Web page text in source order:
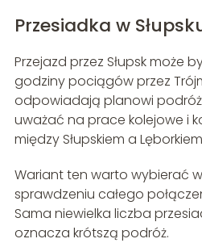
Przesiadka w
Przejazd przez Słupsk może
godziny pociągów przez
odpowiadają planowi
uważać na prace kolejowe i
między Słupskiem a
Wariant ten warto wybierać
sprawdzeniu całego
Sama niewielka liczba
oznacza krótszą podróż.